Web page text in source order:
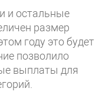
и остальные
размер
году это будет
позволило
выплаты для